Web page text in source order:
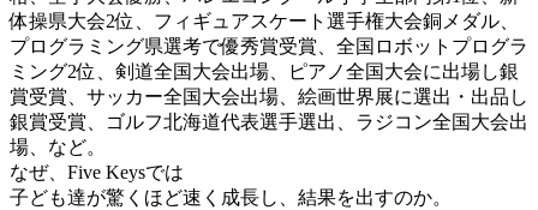
体操県大会2位、フィギュアスケート選手権大会銅メダル、
プログラミング県選考で優秀賞受賞、全国ロボットプログラ
ミング2位、剣道全国大会出場、ピアノ全国大会に出場し銀
賞受賞、サッカー全国大会出場、絵画世界展に選出・出品し
銀賞受賞、ゴルフ北海道代表選手選出、ラジコン全国大会出
場、など。
なぜ、Five Keysでは
子ども達が驚くほど速く成長し、 結果を出すのか。